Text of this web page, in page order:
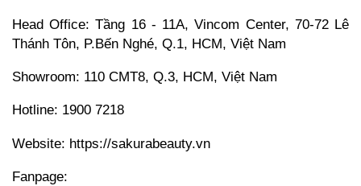
Head Office: Tầng 16 - 11A, Vincom Center, 70-72 Lê
Thánh Tôn, P.Bến Nghé, Q.1, HCM, Việt Nam
Showroom: 110 CMT8, Q.3, HCM, Việt Nam
Hotline: 1900 7218
Website: https://sakurabeauty.vn
Fanpage: